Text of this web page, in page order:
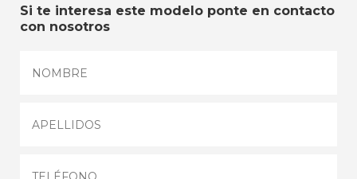
Si te interesa este modelo ponte en contacto
con nosotros